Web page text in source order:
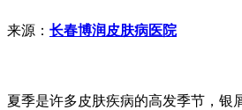
来源： 长春博润皮肤病医院
夏季是许多皮肤疾病的高发季节，银